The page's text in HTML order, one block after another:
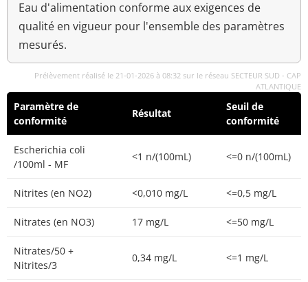
Eau d'alimentation conforme aux exigences de
qualité en vigueur pour l'ensemble des paramètres
mesurés.
Prélèvement réalisé le 21-01-2026 à 08:32 sur le réseau SECTEUR SUD - CAP
ATLANTIQUE
Paramètre de
conformité
Résultat
Seuil de
conformité
Escherichia coli
/100ml - MF
<1 n/(100mL) <=0 n/(100mL)
Nitrites (en NO2) <0,010 mg/L <=0,5 mg/L
Nitrates (en NO3) 17 mg/L <=50 mg/L
Nitrates/50 +
Nitrites/3
0,34 mg/L <=1 mg/L